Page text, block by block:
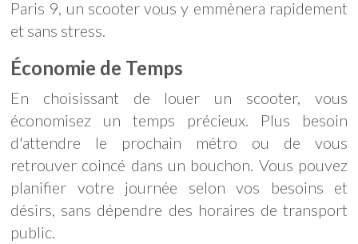
Paris 9, un scooter vous y emmènera rapidement
et sans stress.
Économie de Temps
En choisissant de louer un scooter, vous
économisez un temps précieux. Plus besoin
d'attendre le prochain métro ou de vous
retrouver coincé dans un bouchon. Vous pouvez
planifier votre journée selon vos besoins et
désirs, sans dépendre des horaires de transport
public.